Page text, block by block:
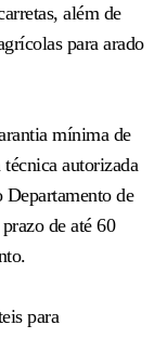
além de
para arado
mínima de
técnica autorizada
Departamento de
de até 60
para